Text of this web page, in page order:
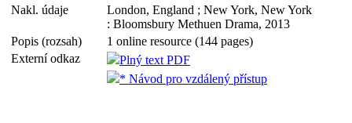
Nakl. údaje
London, England ; New York, New York
: Bloomsbury Methuen Drama, 2013
Popis (rozsah)
1 online resource (144 pages)
Externí odkaz
Plný text PDF
* Návod pro vzdálený přístup